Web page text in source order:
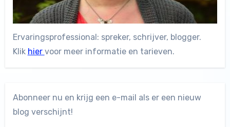
Ervaringsprofessional: spreker, schrijver, blogger.
Klik hier voor meer informatie en tarieven.
Abonneer nu en krijg een e-mail als er een nieuw
blog verschijnt!